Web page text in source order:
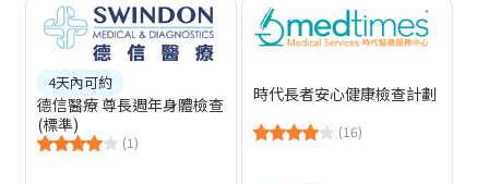
4天內可約
德信醫療 尊長週年身體檢查
(標準)
(1)
時代長者安心健康檢查計劃
(16)